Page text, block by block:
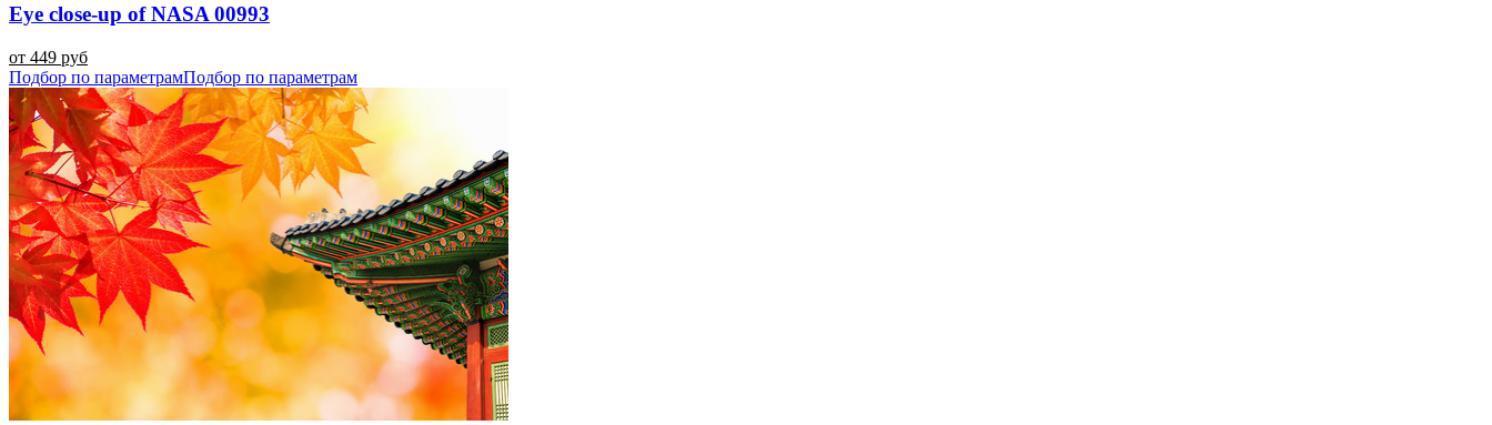
Eye close-up of NASA 00993
от 449 руб
Подбор по параметрамПодбор по параметрам